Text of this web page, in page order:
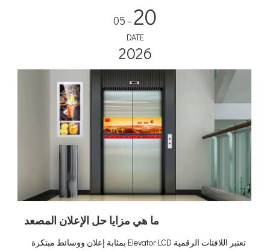
20
- 05
DATE
2026
ما هي مزايا حل الإعلان المصعد
تعتبر اللافتات الرقمية Elevator LCD بمثابة إعلان ووسائط مبتكرة